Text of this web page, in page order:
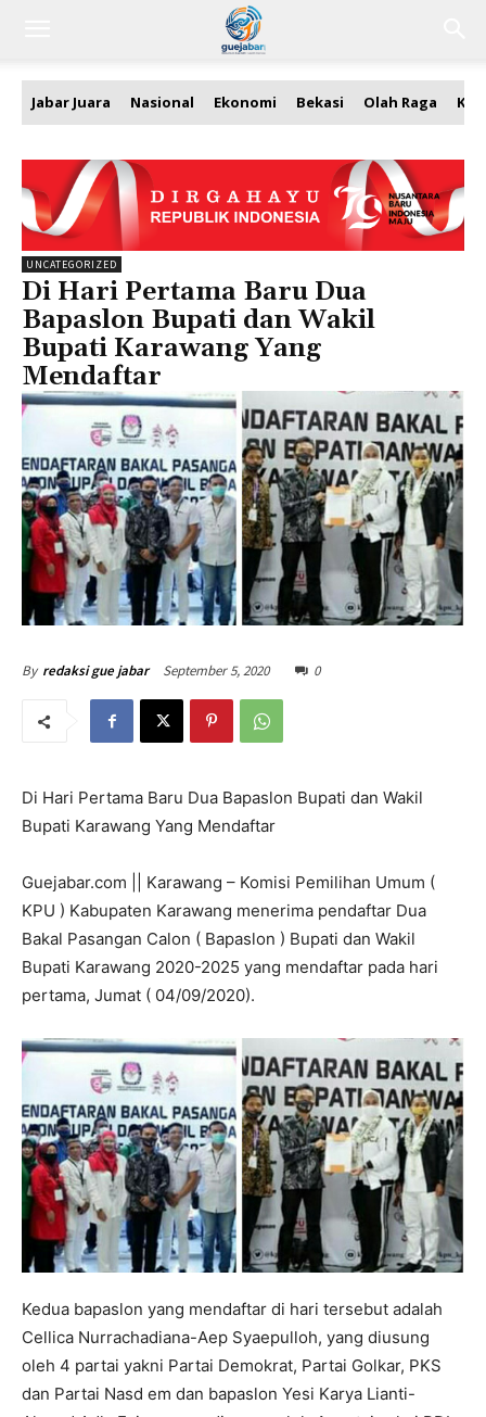
Jabar Juara Nasional Ekonomi Bekasi Olah Raga
UNCATEGORIZED
Di Hari Pertama Baru Dua
Bapaslon Bupati dan Wakil
Bupati Karawang Yang
Mendaftar
By redaksi gue jabar September 5, 2020 0
Di Hari Pertama Baru Dua Bapaslon Bupati dan Wakil
Bupati Karawang Yang Mendaftar
Guejabar.com || Karawang – Komisi Pemilihan Umum (
KPU ) Kabupaten Karawang menerima pendaftar Dua
Bakal Pasangan Calon ( Bapaslon ) Bupati dan Wakil
Bupati Karawang 2020-2025 yang mendaftar pada hari
pertama, Jumat ( 04/09/2020).
Kedua bapaslon yang mendaftar di hari tersebut adalah
Cellica Nurrachadiana-Aep Syaepulloh, yang diusung
oleh 4 partai yakni Partai Demokrat, Partai Golkar, PKS
dan Partai Nasd em dan bapaslon Yesi Karya Lianti-